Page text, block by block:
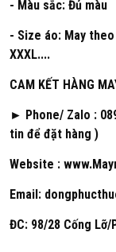
- Màu sắc: Đủ màu
- Size áo: May
XXXL....
CAM KẾT HÀNG
► Phone/ Zalo :
tin để đặt hàng )
Website :
Email:
ĐC: 98/28 Cống Lỡ/